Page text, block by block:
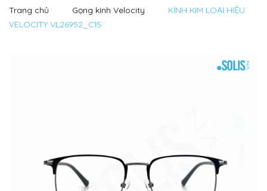
Trang chủ Gọng kính Velocity
KÍNH KIM LOẠI HIỆU
VELOCITY VL26952_C15